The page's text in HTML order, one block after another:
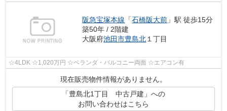
阪急宝塚本線 「石橋阪大前 」駅 徒歩15分
築50年 / 2階建
大阪府池田市豊島北 １丁目
☆4LDK ☆1,020万円 ☆ベランダ・バルコニー両面 ☆エアコン有
現在販売物件情報がありません。
「豊島北1丁目 中古戸建」への
お問い合わせはこちら